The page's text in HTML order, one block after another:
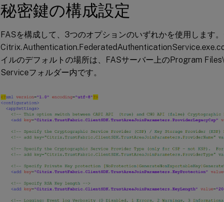
秘密鍵の構成設定
FASを構成して、3つのオプションのいずれかを使用します
イルのデフォルトの場所は、FASサーバー上のProgram
Serviceフォルダー内です。